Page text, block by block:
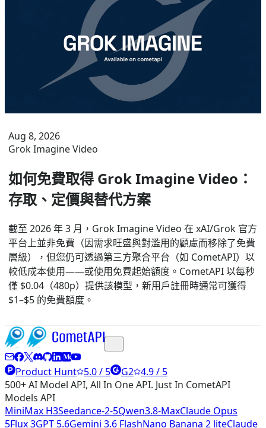
Aug 8, 2026
Grok Imagine Video
如何免費取得 Grok Imagine Video：
存取、定價與替代方案
截至 2026 年 3 月，Grok Imagine Video 在 xAI/Grok 官方
平台上並非免費（因需求旺盛與對濫用的顧慮而移除了免費
層級），但您仍可透過第三方聚合平台（如 CometAPI）以
較低成本使用——或使用免費起始額度。CometAPI 以每秒
僅 $0.04（480p）提供該模型，新用戶註冊時通常可獲得
$1–$5 的免費額度。
Product Hunt 5.0 / 5 G2 4.9 / 5
500+ AI Model API, All In One API. Just In CometAPI
Models API
MiniMax H3Seedance-2-5Qwen3.8-MaxClaude Opus
5Flux 3GPT 5.6Gemini 3.6 FlashNano Banana 2 liteClaude